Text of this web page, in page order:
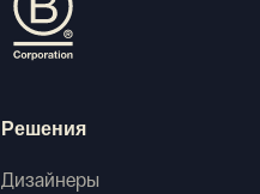
Решения
Дизайнеры